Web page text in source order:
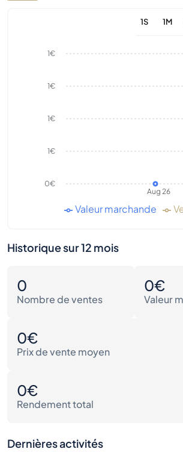
1S 1M
Aug 26
0€
1€
1€
1€
1€
Valeur marchande
Historique sur 12 mois
0
Nombre de ventes
0€
Valeur
0€
Prix de vente moyen
0€
Rendement total
Dernières activités